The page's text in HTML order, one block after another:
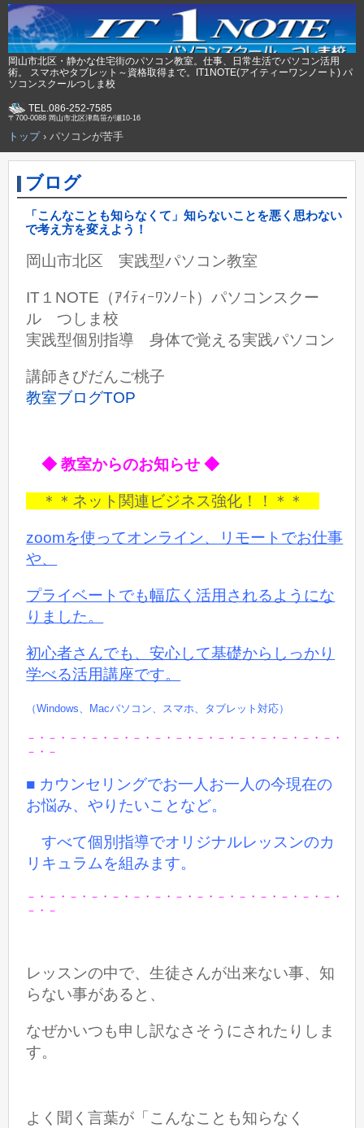
岡山市北区・静かな住宅街のパソコン教室。仕事、日常生活でパソコン活用
術。 スマホやタブレット～資格取得まで。IT1NOTE(アイティーワンノート) パ
ソコンスクールつしま校
TEL.086-252-7585
〒700-0088 岡山市北区津島笹が瀬10-16
トップ› パソコンが苦手
ブログ
「こんなことも知らなくて」知らないことを悪く思わない
で考え方を変えよう！
岡山市北区 実践型パソコン教室
IT１NOTE（ｱｲﾃｨｰﾜﾝﾉｰﾄ）パソコンスクー
ル つしま校
実践型個別指導 身体で覚える実践パソコン
講師きびだんご桃子
教室ブログTOP
◆ 教室からのお知らせ ◆
＊＊ネット関連ビジネス強化！！＊＊
zoomを使ってオンライン、リモートでお仕事
や、
プライベートでも幅広く活用されるようにな
りました。
初心者さんでも、安心して基礎からしっかり
学べる活用講座です。
（Windows、Macパソコン、スマホ、タブレット対応）
－・－・－・－・－・－・－・－・－・－・－・－・－・－・－・
－・－
■ カウンセリングでお一人お一人の今現在の
お悩み、やりたいことなど。
すべて個別指導でオリジナルレッスンのカ
リキュラムを組みます。
－・－・－・－・－・－・－・－・－・－・－・－・－・－・－・
－・－
レッスンの中で、生徒さんが出来ない事、知
らない事があると、
なぜかいつも申し訳なさそうにされたりしま
す。
よく聞く言葉が「こんなことも知らなく